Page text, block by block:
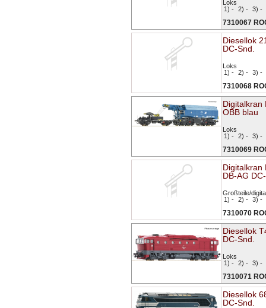
Loks
1) - 2) - 3) -
7310067
Diesellok
DC-Snd.
Loks
1) - 2) - 3) -
7310068
Digitalkran
OBB blau
Loks
1) - 2) - 3) -
7310069
Digitalkran
DB-AG DC-
Großteile/
1) - 2) - 3) -
7310070
Diesellok
DC-Snd.
Loks
1) - 2) - 3) -
7310071
Diesellok
DC-Snd.